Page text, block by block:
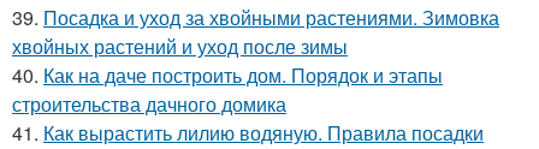
39. Посадка и уход за хвойными растениями. Зимовка
хвойных растений и уход после зимы
40. Как на даче построить дом. Порядок и этапы
строительства дачного домика
41. Как вырастить лилию водяную. Правила посадки